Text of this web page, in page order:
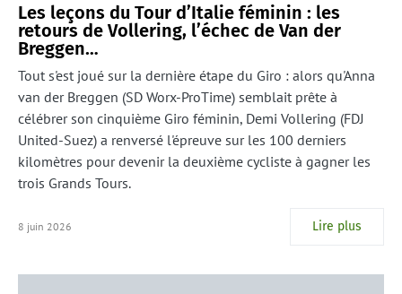
Les leçons du Tour d’Italie féminin : les
retours de Vollering, l’échec de Van der
Breggen…
Tout s'est joué sur la dernière étape du Giro : alors qu'Anna
van der Breggen (SD Worx-ProTime) semblait prête à
célébrer son cinquième Giro féminin, Demi Vollering (FDJ
United-Suez) a renversé l'épreuve sur les 100 derniers
kilomètres pour devenir la deuxième cycliste à gagner les
trois Grands Tours.
8 juin 2026 Lire plus